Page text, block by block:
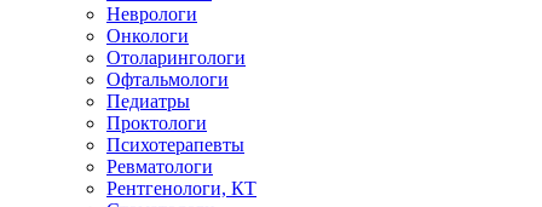
Неврологи
Онкологи
Отоларингологи
Офтальмологи
Педиатры
Проктологи
Психотерапевты
Ревматологи
Рентгенологи, КТ